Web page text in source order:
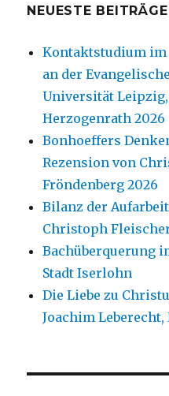
NEUESTE BEITRÄGE
Kontaktstudium im
an der
Universität
Herzogenrath 2026
Bonhoeffers
Rezension von
Fröndenberg 2026
Bilanz der
Christoph
Bachüberquerung
Stadt Iserlohn
Die Liebe zu
Joachim